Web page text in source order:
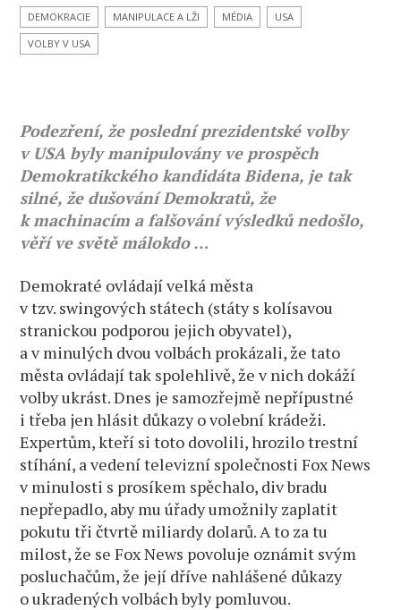
volby
DEMOKRACIE MANIPULACE A LŽI MÉDIA
USA
VOLBY V USA
Podezření, že poslední prezidentské volby
v USA byly manipulovány ve prospěch
Demokratikckého kandidáta Bidena, je tak
silné, že dušování Demokratů, že
k machinacím a falšování výsledků nedošlo,
věří ve světě málokdo …
Demokraté ovládají velká města
v tzv. swingových státech (státy s kolísavou
stranickou podporou jejich obyvatel),
a v minulých dvou volbách prokázali, že tato
města ovládají tak spolehlivě, že v nich dokáží
volby ukrást. Dnes je samozřejmě nepřípustné
i třeba jen hlásit důkazy o volební krádeži.
Expertům, kteří si toto dovolili, hrozilo trestní
stíhání, a vedení televizní společnosti Fox News
v minulosti s prosíkem spěchalo, div bradu
nepřepadlo, aby mu úřady umožnily zaplatit
pokutu tři čtvrtě miliardy dolarů. A to za tu
milost, že se Fox News povoluje oznámit svým
posluchačům, že její dříve nahlášené důkazy
o ukradených volbách byly pomluvou.